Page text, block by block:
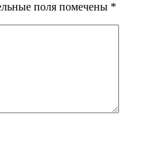
поля помечены *